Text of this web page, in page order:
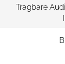
Tragbare